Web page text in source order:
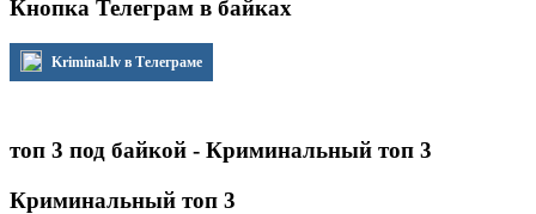
Кнопка Телеграм в байках
Kriminal.lv в Телеграме
топ 3 под байкой - Криминальный топ 3
Криминальный топ 3